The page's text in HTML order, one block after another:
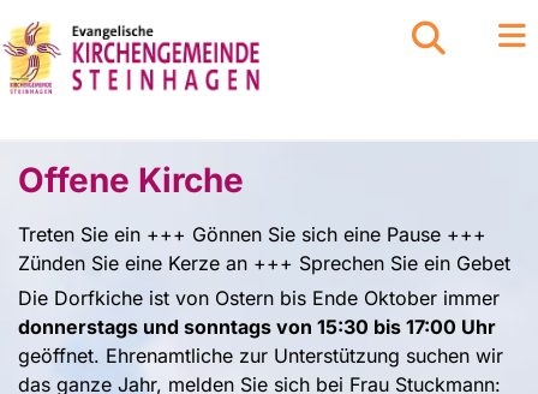
Offene Kirche
Treten Sie ein +++ Gönnen Sie sich eine Pause +++
Zünden Sie eine Kerze an +++ Sprechen Sie ein Gebet
Die Dorfkiche ist von Ostern bis Ende Oktober immer
donnerstags und sonntags von 15:30 bis 17:00 Uhr
geöffnet. Ehrenamtliche zur Unterstützung suchen wir
das ganze Jahr, melden Sie sich bei Frau Stuckmann: